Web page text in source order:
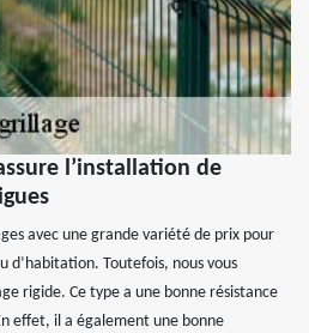
l’installation de
avec une grande variété de prix pour
Toutefois, nous vous
rigide. Ce type a une bonne résistance
effet, il a également une bonne